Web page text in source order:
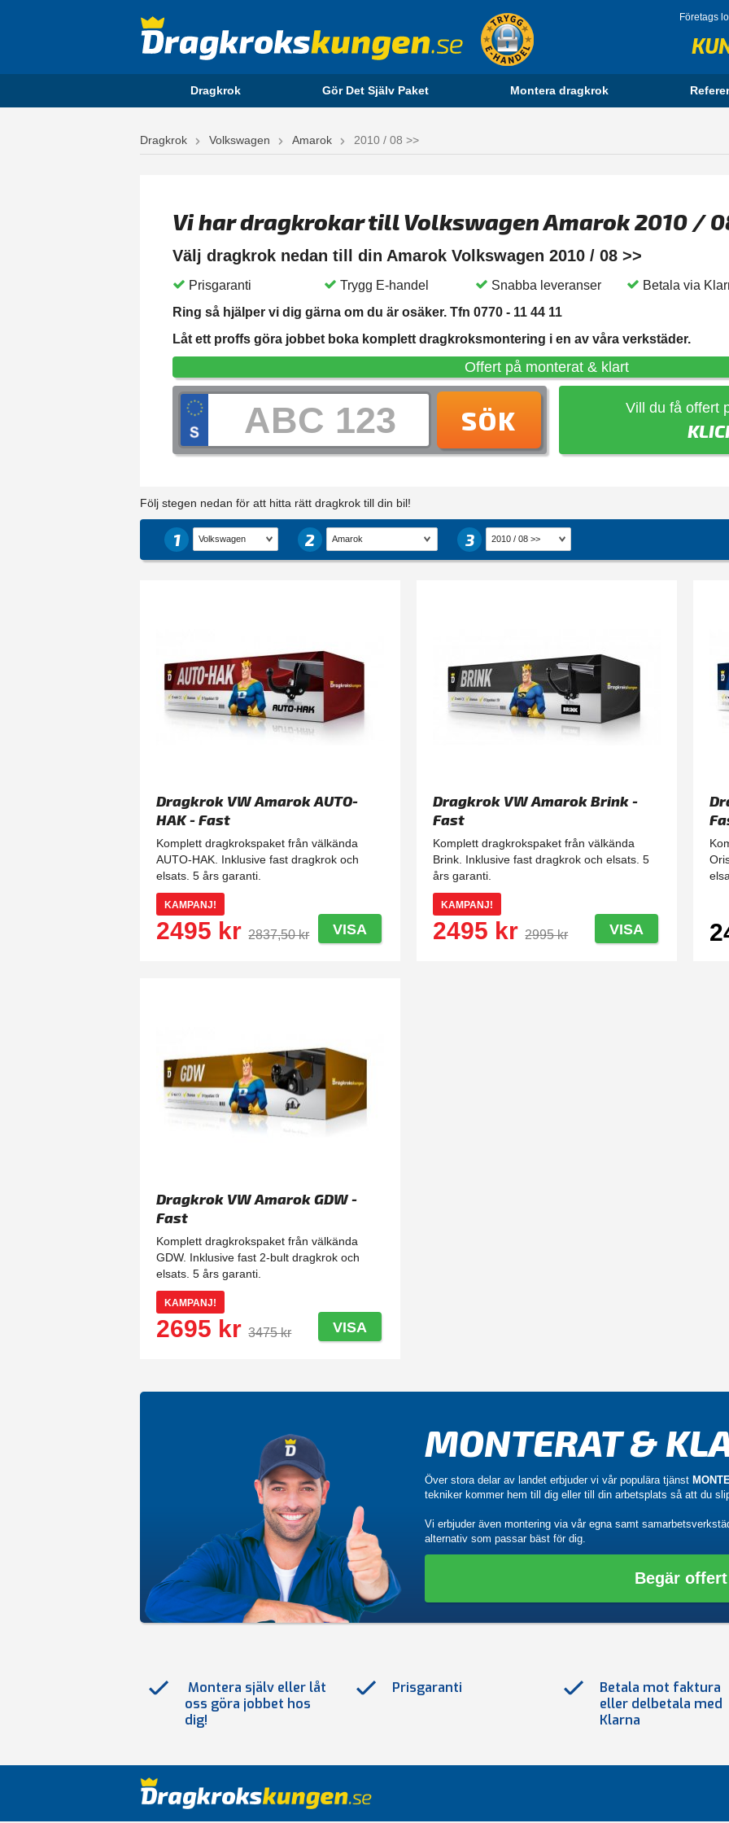
Företags
Dragkrok Gör Det Själv Paket Montera dragkrok
Dragkrok Volkswagen Amarok 2010 / 08 >>
Vi har dragkrokar till Volkswagen Amarok 2010 /
Välj dragkrok nedan till din Amarok Volkswagen 2010 / 08 >>
Prisgaranti Trygg E-handel Snabba leveranser
Betala via
Ring så hjälper vi dig gärna om du är osäker. Tfn 0770 - 11 44 11
Låt ett proffs göra jobbet boka komplett dragkroksmontering i en av våra verkstäder.
Offert på monterat & klart
SÖK Vill du få offert
Följ stegen nedan för att hitta rätt dragkrok till din bil!
1 2 3
Dragkrok VW Amarok AUTO-
HAK - Fast
Komplett dragkrokspaket från välkända
AUTO-HAK. Inklusive fast dragkrok och
elsats. 5 års garanti.
KAMPANJ!
2495 kr 2837,50 kr VISA
Dragkrok VW Amarok Brink -
Fast
Komplett dragkrokspaket från välkända
Brink. Inklusive fast dragkrok och elsats. 5
års garanti.
KAMPANJ!
2495 kr 2995 kr VISA
Dragkrok VW Amarok GDW -
Fast
Komplett dragkrokspaket från välkända
GDW. Inklusive fast 2-bult dragkrok och
elsats. 5 års garanti.
KAMPANJ!
2695 kr 3475 kr VISA
MONTERAT &
Över stora delar av landet erbjuder vi vår populära tjänst
tekniker kommer hem till dig eller till din arbetsplats så att du
Vi erbjuder även montering via vår egna samt
alternativ som passar bäst för dig.
Begär offert
Montera själv eller låt
oss göra jobbet hos
dig!
Prisgaranti
Betala mot faktura
eller delbetala med
Klarna